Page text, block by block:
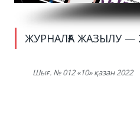
ЖУРНАЛҒА ЖАЗЫЛУ —
Шығ. № 012 «10» қазан 2022